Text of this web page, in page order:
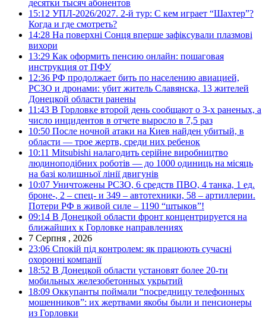
десятки тысяч абонентов
15:12 УПЛ-2026/2027. 2-й тур: С кем играет “Шахтер”?
Когда и где смотреть?
14:28 На поверхні Сонця вперше зафіксували плазмові
вихори
13:29 Как оформить пенсию онлайн: пошаговая
инструкция от ПФУ
12:36 РФ продолжает бить по населению авиацией,
РСЗО и дронами: убит житель Славянска, 13 жителей
Донецкой области ранены
11:43 В Горловке второй день сообщают о 3-х раненых, а
число инцидентов в отчете выросло в 7,5 раз
10:50 После ночной атаки на Киев найден убитый, в
области — трое жертв, среди них ребенок
10:11 Mitsubishi налагодить серійне виробництво
людиноподібних роботів — до 1000 одиниць на місяць
на базі колишньої лінії двигунів
10:07 Уничтожены РСЗО, 6 средств ПВО, 4 танка, 1 ед.
броне-, 2 – спец- и 349 – автотехники, 58 – артиллерии.
Потери РФ в живой силе – 1190 “штыков”!
09:14 В Донецкой области фронт концентрируется на
ближайших к Горловке направлениях
7 Серпня , 2026
23:06 Спокій під контролем: як працюють сучасні
охоронні компанії
18:52 В Донецкой области установят более 20-ти
мобильных железобетонных укрытий
18:09 Оккупанты поймали “посредницу телефонных
мошенников”: их жертвами якобы были и пенсионеры
из Горловки